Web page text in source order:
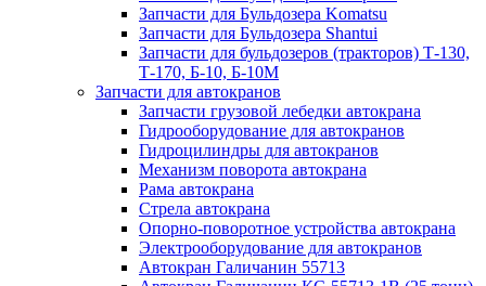
Запчасти для Бульдозера Komatsu
Запчасти для Бульдозера Shantui
Запчасти для бульдозеров (тракторов) Т-130,
Т-170, Б-10, Б-10М
Запчасти для автокранов
Запчасти грузовой лебедки автокрана
Гидрооборудование для автокранов
Гидроцилиндры для автокранов
Механизм поворота автокрана
Рама автокрана
Стрела автокрана
Опорно-поворотное устройства автокрана
Электрооборудование для автокранов
Автокран Галичанин 55713